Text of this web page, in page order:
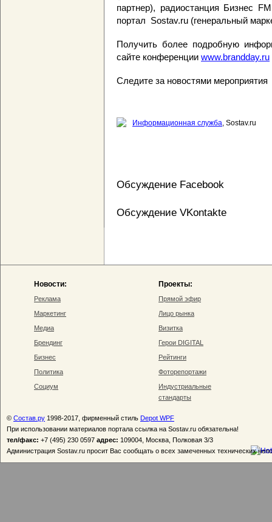
партнер), радиостанция Бизнес
портал Sostav.ru (генеральный
Получить более подробную
сайте конференции www.brandday.ru
Следите за новостями
Информационная служба, Sostav.ru
Обсуждение Facebook
Обсуждение VKontakte
Новости:
Реклама
Маркетинг
Медиа
Брендинг
Бизнес
Политика
Социум
Проекты:
Прямой эфир
Лицо рынка
Визитка
Герои DIGITAL
Рейтинги
Фоторепортажи
Индустриальные
стандарты
© Состав.ру 1998-2017, фирменный стиль Depot WPF
При использовании материалов портала ссылка на Sostav.ru обязательна!
тел/факс: +7 (495) 230 0597 адрес: 109004, Москва, Полковая 3/3
Администрация Sostav.ru просит Вас сообщать о всех замеченных технических